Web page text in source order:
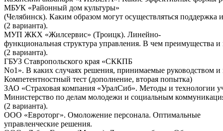
МБУК «Районный дом культуры»
(Челябинск). Каким образом могут осуществляться поддержка и
(2 варианта).
МУП ЖКХ «Жилсервис» (Троицк). Линейно-
функциональная структура управления. В чем преимущества и
(2 варианта).
ГБУЗ Ставропольского края «СККПБ
No1». В каких случаях решения, принимаемые руководством и
Компетентностный тест (дополнение, вторая попытка)
ЗАО «Страховая компания «УралСиб». Методы и технологии
Министерство по делам молодежи и социальным
(2 варианта).
ООО «Евроторг». Омоложение персонала. Оптимальные
управленческие решения.